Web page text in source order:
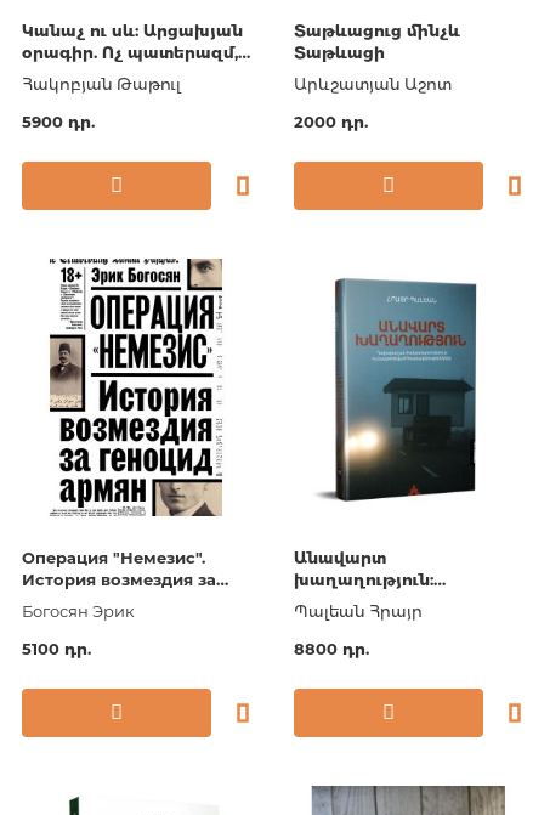
Կանաչ ու սև: Արցախյան
օրագիր. Ոչ պատերազմ,
ոչ խաղաղություն
(արաբերեն)
Հակոբյան Թաթուլ
5900 դր.
Տաթևացուց մինչև
Տաթևացի
Արևշատյան Աշոտ
2000 դր.
Операция "Немезис".
История возмездия за
Богосян Эрик
5100 դր.
Անավարտ
խաղաղություն:
Ղարաբաղյան
հակամարտությունն ու
բաց թողնված
Պալեան Հրայր
8800 դր.